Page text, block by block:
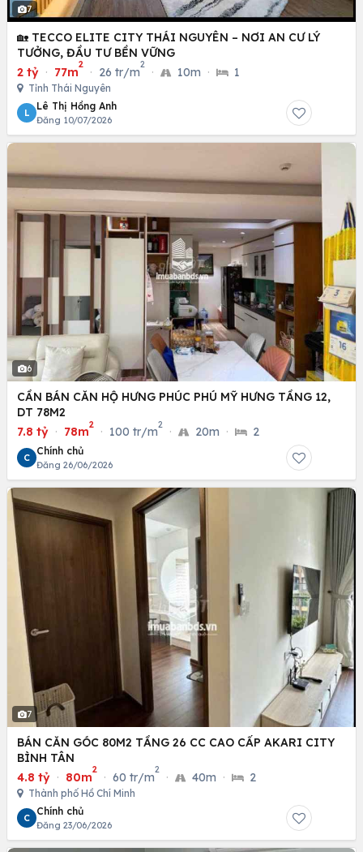
7
🏡 TECCO ELITE CITY THÁI NGUYÊN – NƠI AN CƯ LÝ
TƯỞNG, ĐẦU TƯ BỀN VỮNG
2 tỷ · 77m
2
· 26 tr/m
2
· 10m · 1
Tỉnh Thái Nguyên
L
Lê Thị Hồng Anh
Đăng 10/07/2026
6
CẦN BÁN CĂN HỘ HƯNG PHÚC PHÚ MỸ HƯNG TẦNG 12,
DT 78M2
7.8 tỷ · 78m
2
· 100 tr/m
2
· 20m · 2
C
Chính chủ
Đăng 26/06/2026
7
BÁN CĂN GÓC 80M2 TẦNG 26 CC CAO CẤP AKARI CITY
BÌNH TÂN
4.8 tỷ · 80m
2
· 60 tr/m
2
· 40m · 2
Thành phố Hồ Chí Minh
C
Chính chủ
Đăng 23/06/2026